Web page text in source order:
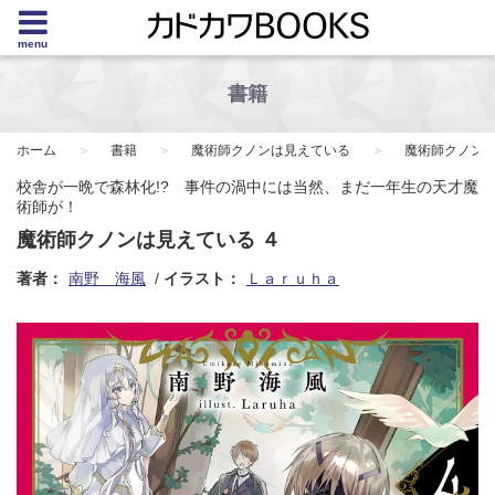
menu
書籍
ホーム 書籍 魔術師クノンは見えている 魔術師クノン
校舎が一晩で森林化!? 事件の渦中には当然、まだ一年生の天才魔
術師が！
魔術師クノンは見えている ４
著者： 南野 海風 イラスト： Ｌａｒｕｈａ